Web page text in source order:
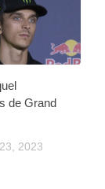
de Grand
2023